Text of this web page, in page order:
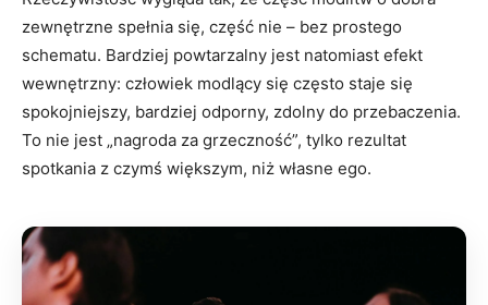
zewnętrzne spełnia się, część nie – bez prostego
schematu. Bardziej powtarzalny jest natomiast efekt
wewnętrzny: człowiek modlący się często staje się
spokojniejszy, bardziej odporny, zdolny do przebaczenia.
To nie jest „nagroda za grzeczność”, tylko rezultat
spotkania z czymś większym, niż własne ego.